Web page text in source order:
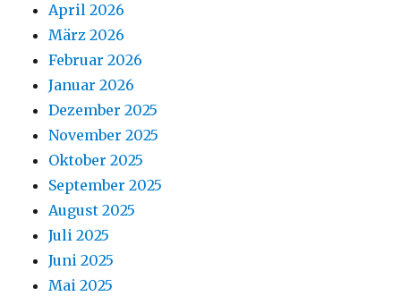
April 2026
März 2026
Februar 2026
Januar 2026
Dezember 2025
November 2025
Oktober 2025
September 2025
August 2025
Juli 2025
Juni 2025
Mai 2025